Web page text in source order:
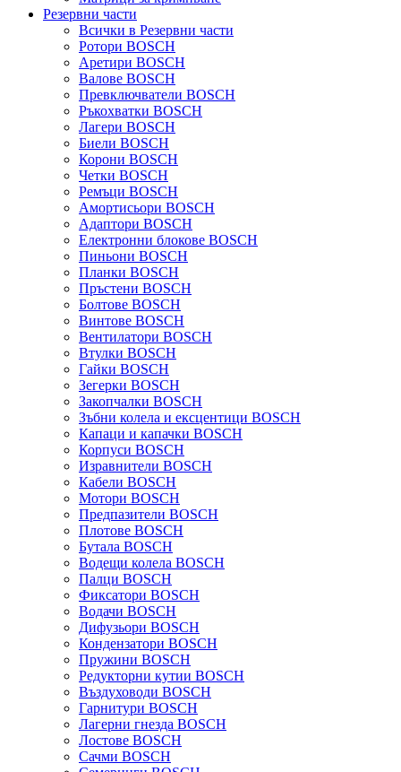
Резервни части
Всички в Резервни части
Ротори BOSCH
Аретири BOSCH
Валове BOSCH
Превключватели BOSCH
Ръкохватки BOSCH
Лагери BOSCH
Биели BOSCH
Корони BOSCH
Четки BOSCH
Ремъци BOSCH
Амортисьори BOSCH
Адаптори BOSCH
Електронни блокове BOSCH
Пиньони BOSCH
Планки BOSCH
Пръстени BOSCH
Болтове BOSCH
Винтове BOSCH
Вентилатори BOSCH
Втулки BOSCH
Гайки BOSCH
Зегерки BOSCH
Закопчалки BOSCH
Зъбни колела и ексцентици BOSCH
Капаци и капачки BOSCH
Корпуси BOSCH
Изравнители BOSCH
Кабели BOSCH
Мотори BOSCH
Предпазители BOSCH
Плотове BOSCH
Бутала BOSCH
Водещи колела BOSCH
Палци BOSCH
Фиксатори BOSCH
Водачи BOSCH
Дифузьори BOSCH
Кондензатори BOSCH
Пружини BOSCH
Редукторни кутии BOSCH
Въздуховоди BOSCH
Гарнитури BOSCH
Лагерни гнезда BOSCH
Лостове BOSCH
Сачми BOSCH